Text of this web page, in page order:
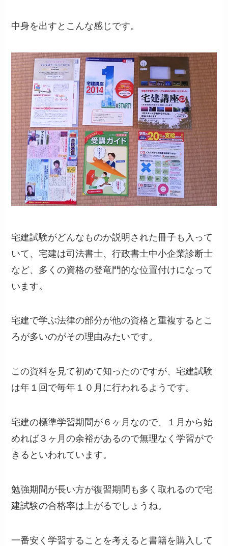
中身を出すとこんな感じです。
宅建試験がどんなものか説明された冊子も入って
いて、宅建は司法書士、行政書士中小企業診断士
など、多くの資格の登竜門的な位置付けになって
います。
宅建で学ぶ法律の部分が他の資格と重複するとこ
ろが多いのがその理由みたいです。
この資料を見て初めて知ったのですが、宅建試験
は年１回で毎年１０月に行われるようです。
宅建の標準学習期間が６ヶ月なので、１月から始
めれば３ヶ月の余裕があるので無理なく学習がで
きるといわれています。
勉強期間が長い方が復習期間も多く取れるので宅
建試験の合格率は上がるでしょうね。
一番安く学習することを考えると書籍を購入して